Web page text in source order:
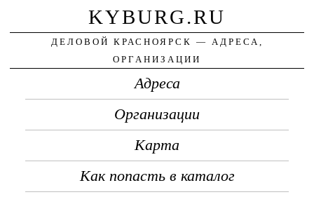
KYBURG.RU
ДЕЛОВОЙ КРАСНОЯРСК — АДРЕСА,
ОРГАНИЗАЦИИ
Адреса
Организации
Карта
Как попасть в каталог